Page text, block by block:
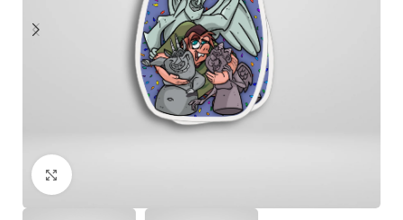
Click to enlarge